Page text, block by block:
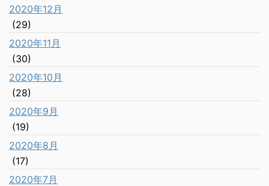
2020年12月
(29)
2020年11月
(30)
2020年10月
(28)
2020年9月
(19)
2020年8月
(17)
2020年7月